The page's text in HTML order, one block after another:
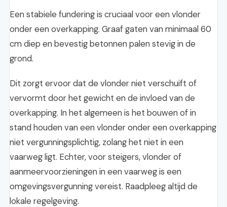
Een stabiele fundering is cruciaal voor een vlonder
onder een overkapping. Graaf gaten van minimaal 60
cm diep en bevestig betonnen palen stevig in de
grond.
Dit zorgt ervoor dat de vlonder niet verschuift of
vervormt door het gewicht en de invloed van de
overkapping. In het algemeen is het bouwen of in
stand houden van een vlonder onder een overkapping
niet vergunningsplichtig, zolang het niet in een
vaarweg ligt. Echter, voor steigers, vlonder of
aanmeervoorzieningen in een vaarweg is een
omgevingsvergunning vereist. Raadpleeg altijd de
lokale regelgeving.